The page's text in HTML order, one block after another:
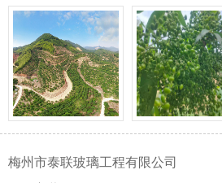
梅州市泰联玻璃工程有限公司